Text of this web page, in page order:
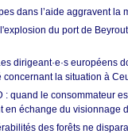
dans l’aide aggravent la
du port de
dirigeant·e·s européens
concernant la situation à
: quand le consommateur
en échange du visionnage
des forêts ne